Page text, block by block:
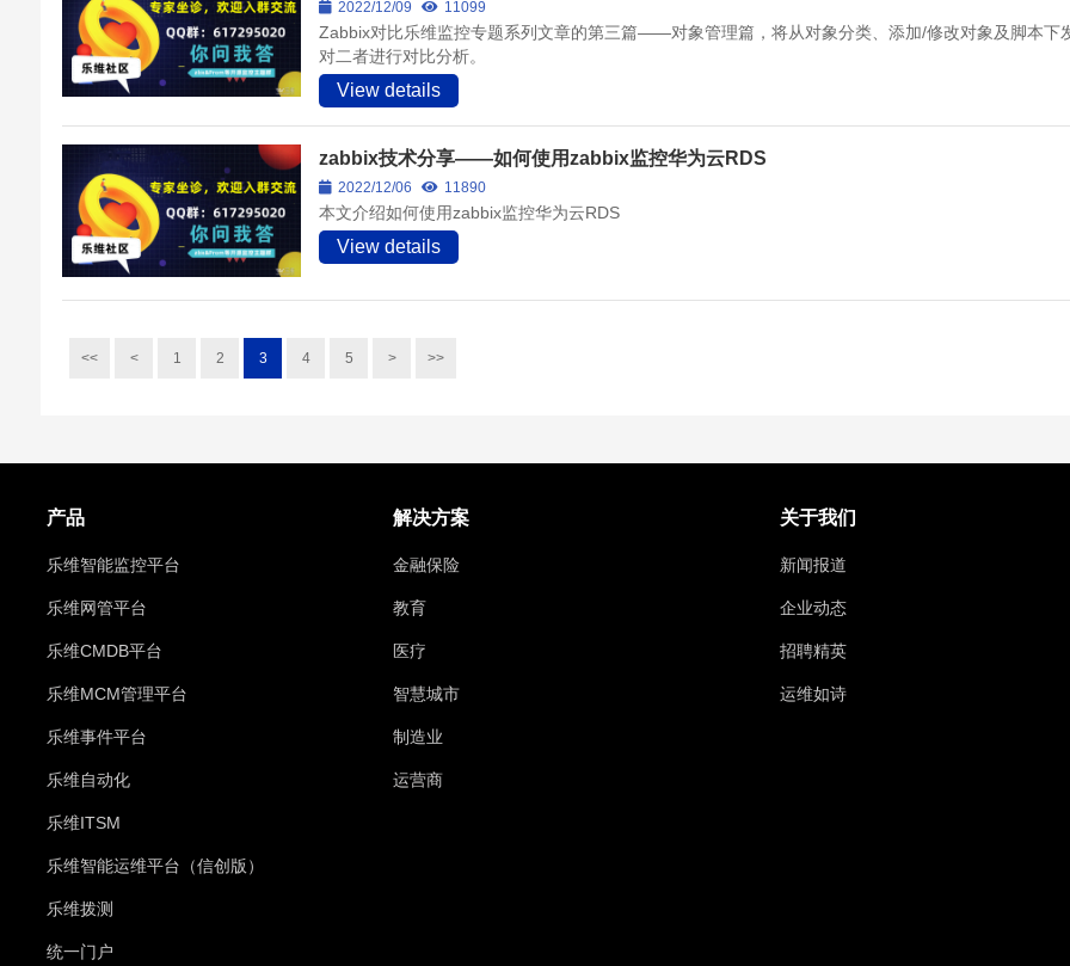
2022/12/09 11099
Zabbix对比乐维监控专题系列文章的第三篇——对象管理篇，将从对象分类、添加/修改对象及脚本下
对二者进行对比分析。
View details
zabbix技术分享——如何使用zabbix监控华为云RDS
2022/12/06 11890
本文介绍如何使用zabbix监控华为云RDS
View details
<< < 1 2 3 4 5 > >>
产品
乐维智能监控平台
乐维网管平台
乐维CMDB平台
乐维MCM管理平台
乐维事件平台
乐维自动化
乐维ITSM
乐维智能运维平台（信创版）
乐维拨测
统一门户
解决方案
金融保险
教育
医疗
智慧城市
制造业
运营商
关于我们
新闻报道
企业动态
招聘精英
运维如诗